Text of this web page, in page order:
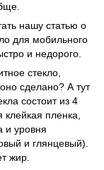
нашу статью о
для мобильного
и недорого.
стекло,
сделано? А тут
состоит из 4
пленка,
и уровня
и глянцевый).
жир.